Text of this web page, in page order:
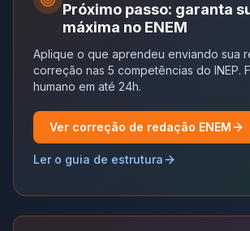
Próximo passo: garanta
máxima no ENEM
Aplique o que aprendeu enviando sua
correção nas 5 competências do INEP.
humano em até 24h.
Ver correção de redação ENEM
Ler o guia de estrutura